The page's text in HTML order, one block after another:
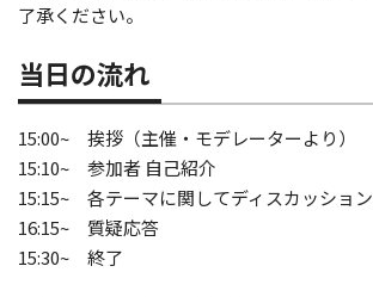
了承ください。
当日の流れ
15:00~ 挨拶（主催・モデレーターより）
15:10~ 参加者 自己紹介
15:15~ 各テーマに関してディスカッション
16:15~ 質疑応答
15:30~ 終了